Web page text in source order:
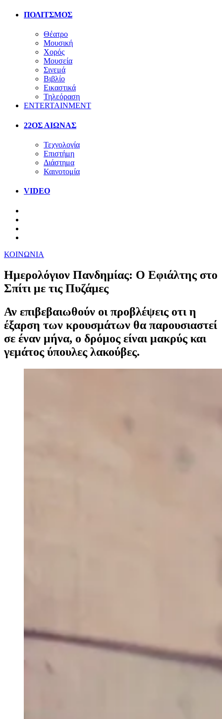
ΠΟΛΙΤΣΜΟΣ
Θέατρο
Μουσική
Χορός
Μουσεία
Σινεμά
Βιβλίο
Εικαστικά
Τηλεόραση
ENTERTAINMENT
22ΟΣ ΑΙΩΝΑΣ
Τεχνολογία
Επιστήμη
Διάστημα
Καινοτομία
VIDEO
ΚΟΙΝΩΝΙΑ
Ημερολόγιον Πανδημίας: Ο Εφιάλτης στο
Σπίτι με τις Πυζάμες
Αν επιβεβαιωθούν οι προβλέψεις οτι η
έξαρση των κρουσμάτων θα παρουσιαστεί
σε έναν μήνα, ο δρόμος είναι μακρύς και
γεμάτος ύπουλες λακούβες.